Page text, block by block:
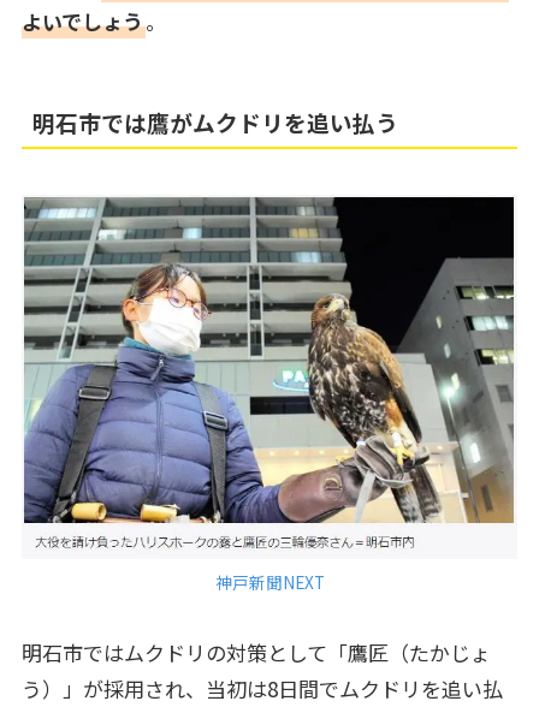
よいでしょう。
明石市では鷹がムクドリを追い払う
神戸新聞NEXT
明石市ではムクドリの対策として「鷹匠（たかじょ
う）」が採用され、当初は8日間でムクドリを追い払